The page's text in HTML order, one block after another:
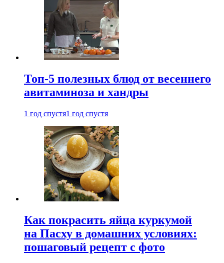
Топ-5 полезных блюд от весеннего
авитаминоза и хандры
1 год спустя1 год спустя
Как покрасить яйца куркумой
на Пасху в домашних условиях:
пошаговый рецепт с фото